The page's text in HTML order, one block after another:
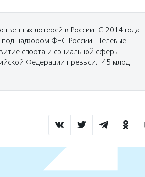
лотерей в России. С 2014 года
под надзором ФНС России. Целевые
спорта и социальной сферы.
Федерации превысил 45 млрд